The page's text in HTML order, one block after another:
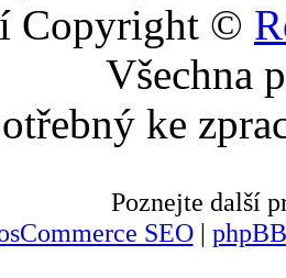
Copyright ©
Všechna
ke
Poznejte další
SEO|